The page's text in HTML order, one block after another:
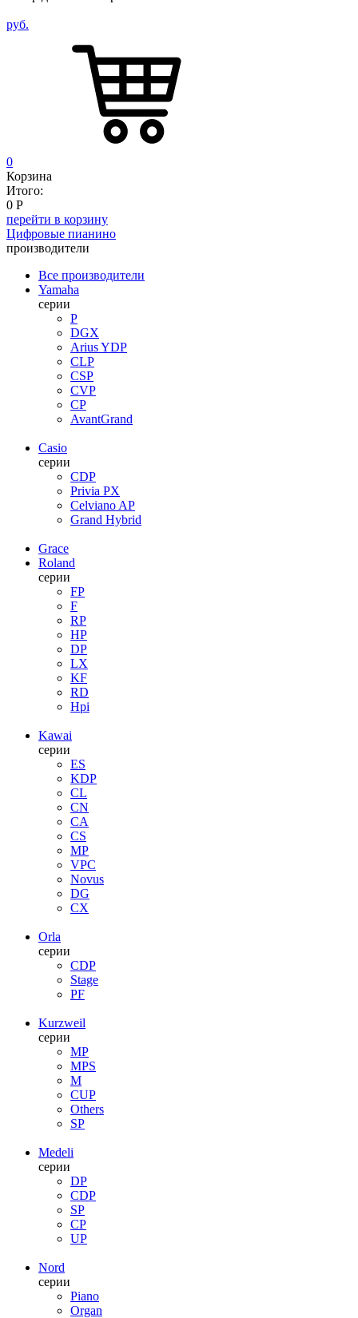
руб.
0
Корзина
Итого:
0 Р
перейти в корзину
Цифровые пианино
производители
Все производители
Yamaha
серии
P
DGX
Arius YDP
CLP
CSP
CVP
CP
AvantGrand
Casio
серии
CDP
Privia PX
Celviano AP
Grand Hybrid
Grace
Roland
серии
FP
F
RP
HP
DP
LX
KF
RD
Hpi
Kawai
серии
ES
KDP
CL
CN
CA
CS
MP
VPC
Novus
DG
CX
Orla
серии
CDP
Stage
PF
Kurzweil
серии
MP
MPS
M
CUP
Others
SP
Medeli
серии
DP
CDP
SP
CP
UP
Nord
серии
Piano
Organ